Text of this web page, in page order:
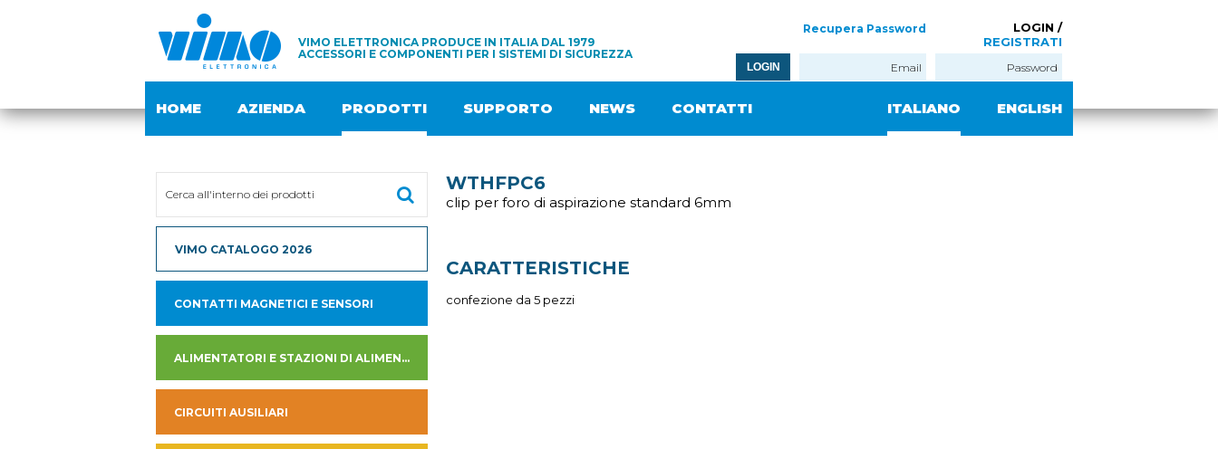
VIMO ELETTRONICA PRODUCE IN ITALIA DAL 1979
ACCESSORI E COMPONENTI PER I SISTEMI DI SICUREZZA
LOGIN /
REGISTRATI
Recupera Password
LOGIN
HOME AZIENDA PRODOTTI SUPPORTO NEWS CONTATTI ENGLISH
ITALIANO
VIMO CATALOGO 2026
CONTATTI MAGNETICI E SENSORI
ALIMENTATORI E STAZIONI DI ALIMENTAZIONE
CIRCUITI AUSILIARI
WTHFPC6
clip per foro di aspirazione standard 6mm
CARATTERISTICHE
confezione da 5 pezzi